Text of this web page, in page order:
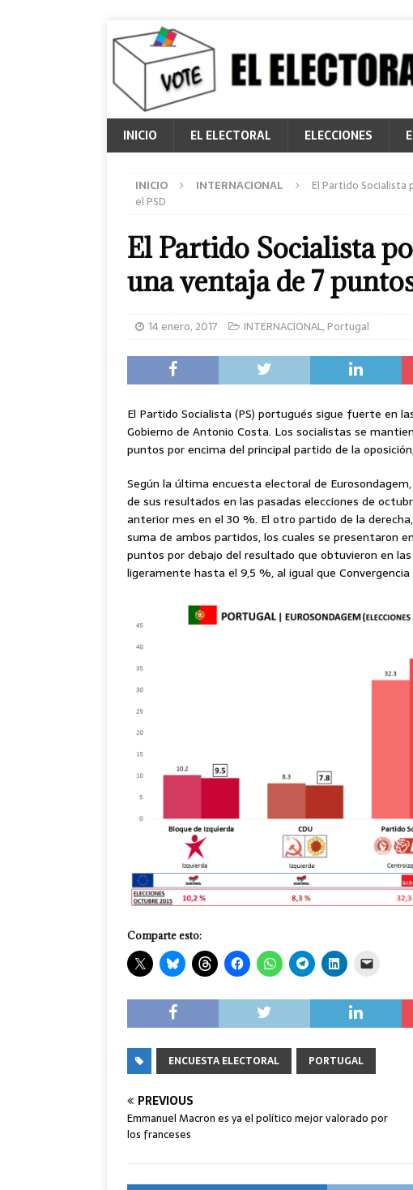
INICIO EL ELECTORAL ELECCIONES
INICIO INTERNACIONAL
El Partido
el PSD
El Partido Socialista
una ventaja de 7
14 enero, 2017 INTERNACIONAL, Portugal
El Partido Socialista (PS) portugués sigue fuerte en
Gobierno de Antonio Costa. Los socialistas se
puntos por encima del principal partido de la
Según la última encuesta electoral de
de sus resultados en las pasadas elecciones de
anterior mes en el 30 %. El otro partido de la
suma de ambos partidos, los cuales se presentaron
puntos por debajo del resultado que obtuvieron en
ligeramente hasta el 9,5 %, al igual que
Comparte esto:
ENCUESTA ELECTORAL PORTUGAL
PREVIOUS
Emmanuel Macron es ya el político mejor valorado por
los franceses